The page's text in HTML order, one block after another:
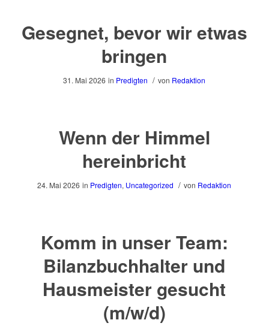
Gesegnet, bevor wir etwas
bringen
31. Mai 2026 in Predigten / von Redaktion
Wenn der Himmel
hereinbricht
24. Mai 2026 in Predigten, Uncategorized / von Redaktion
Komm in unser Team:
Bilanzbuchhalter und
Hausmeister gesucht
(m/w/d)